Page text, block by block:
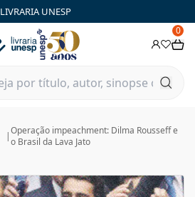
LIVRARIA UNESP
0
|Operação impeachment: Dilma Rousseff e
o Brasil da Lava Jato